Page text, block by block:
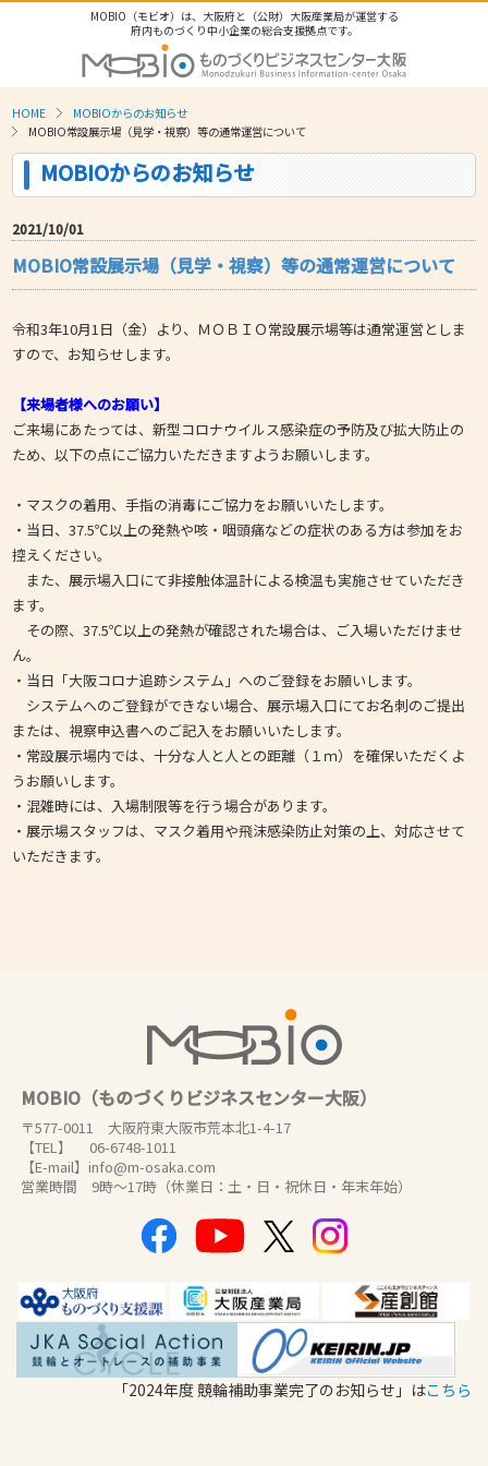
MOBIO（モビオ）は、大阪府と（公財）大阪産業局が運営する
府内ものづくり中小企業の総合支援拠点です。
HOME
MOBIOからのお知らせ
MOBIO常設展示場（見学・視察）等の通常運営について
MOBIOからのお知らせ
2021/10/01
MOBIO常設展示場（見学・視察）等の通常運営について
令和3年10月1日（金）より、ＭＯＢＩＯ常設展示場等は通常運営としま
すので、お知らせします。
【来場者様へのお願い】
ご来場にあたっては、新型コロナウイルス感染症の予防及び拡大防止の
ため、以下の点にご協力いただきますようお願いします。
・マスクの着用、手指の消毒にご協力をお願いいたします。
・当日、37.5℃以上の発熱や咳・咽頭痛などの症状のある方は参加をお
控えください。
また、展示場入口にて非接触体温計による検温も実施させていただき
ます。
その際、37.5℃以上の発熱が確認された場合は、ご入場いただけませ
ん。
・当日「大阪コロナ追跡システム」へのご登録をお願いします。
システムへのご登録ができない場合、展示場入口にてお名刺のご提出
または、視察申込書へのご記入をお願いいたします。
・常設展示場内では、十分な人と人との距離（１ｍ）を確保いただくよ
うお願いします。
・混雑時には、入場制限等を行う場合があります。
・展示場スタッフは、マスク着用や飛沫感染防止対策の上、対応させて
いただきます。
MOBIO（ものづくりビジネスセンター大阪）
〒577-0011 大阪府東大阪市荒本北1-4-17
【TEL】 06-6748-1011
【E-mail】info@m-osaka.com
営業時間 9時～17時（休業日：土・日・祝休日・年末年始）
「2024年度 競輪補助事業完了のお知らせ」はこちら